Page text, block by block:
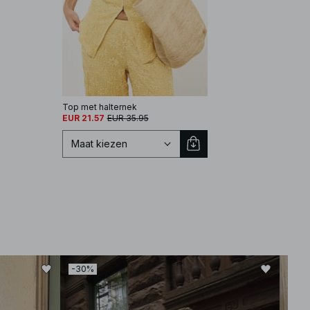
Top met halternek
EUR 21.57 EUR 35.95
XS
S
Maat kiezen
-30%